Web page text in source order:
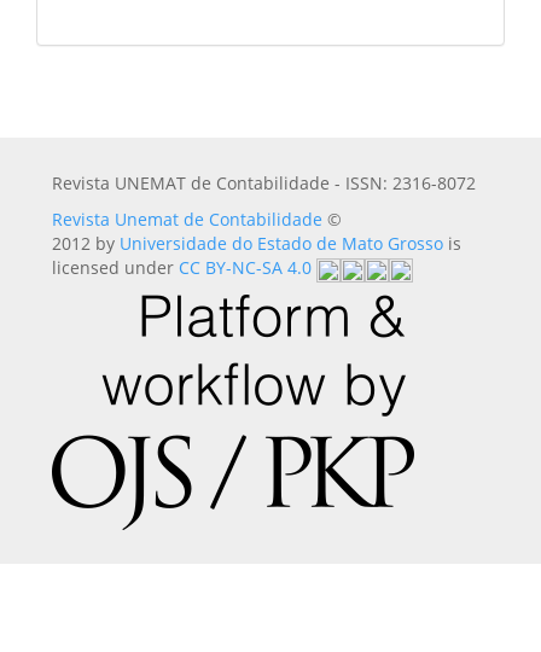
Revista UNEMAT de Contabilidade - ISSN: 2316-8072
Revista Unemat de Contabilidade ©
2012 by Universidade do Estado de Mato Grosso is
licensed under CC BY-NC-SA 4.0